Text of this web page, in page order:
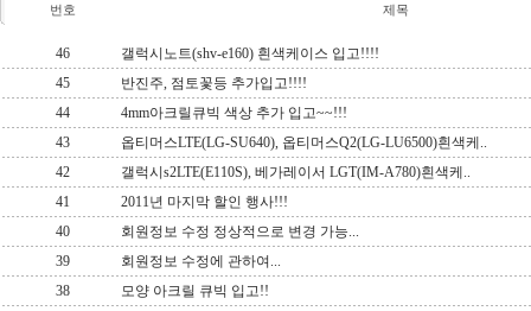
번호 제목
46
갤럭시노트(shv-e160) 흰색케이스 입고!!!!
45
반진주, 점토꽃등 추가입고!!!!
44
4mm아크릴큐빅 색상 추가 입고~~!!!
43
옵티머스LTE(LG-SU640), 옵티머스Q2(LG-LU6500)흰색케..
42
갤럭시s2LTE(E110S), 베가레이서 LGT(IM-A780)흰색케..
41
2011년 마지막 할인 행사!!!
40
회원정보 수정 정상적으로 변경 가능...
39
회원정보 수정에 관하여...
38
모양 아크릴 큐빅 입고!!